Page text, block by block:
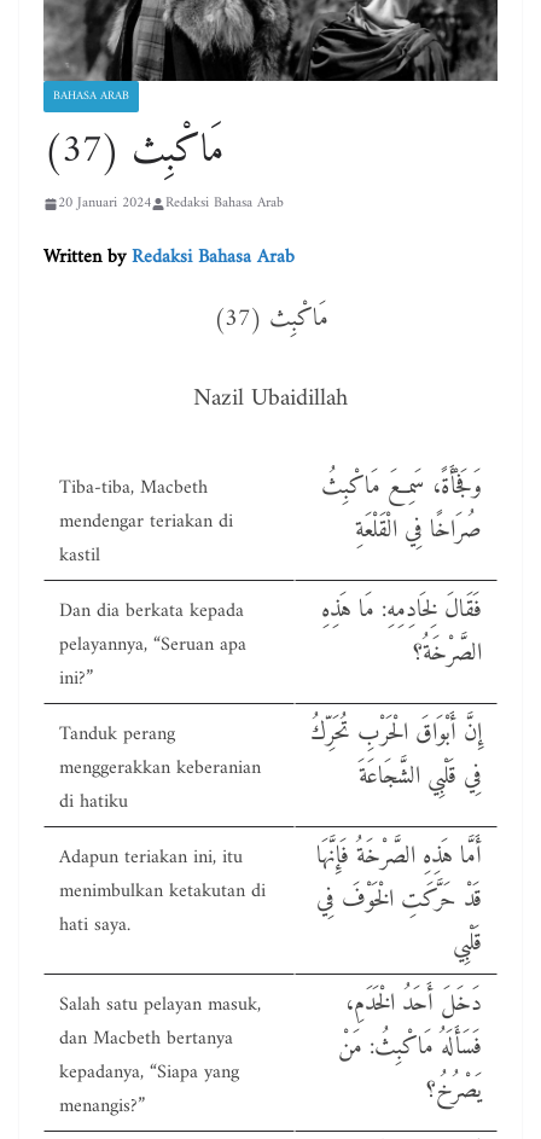
BAHASA ARAB
(37) مَاكْبِث
20 Januari 2024 Redaksi Bahasa Arab
Written byRedaksi Bahasa Arab
(37) مَاكْبِث
Nazil Ubaidillah
Tiba-tiba, Macbeth
mendengar teriakan di
kastil
وَفَجْأَةً، سَمِعَ مَاكْبِثُ
صُرَاخًا فِي الْقَلْعَةِ
Dan dia berkata kepada
pelayannya, “Seruan apa
ini?”
فَقَالَ لِخَادِمِهِ: مَا هَذِهِ
الصَّرْخَةُ؟
Tanduk perang
menggerakkan keberanian
di hatiku
إِنَّ أَبْوَاقَ الْحَرْبِ تُحَرِّكُ
فِي قَلْبِي الشَّجَاعَةَ
Adapun teriakan ini, itu
menimbulkan ketakutan di
hati saya.
أَمَّا هَذِهِ الصَّرْخَةُ فَإِنَّهَا
قَدْ حَرَّكَتِ الْخَوْفَ فِي
قَلْبِي
Salah satu pelayan masuk,
dan Macbeth bertanya
kepadanya, “Siapa yang
menangis?”
دَخَلَ أَحَدُ الْخَدَمِ،
فَسَأَلَهُ مَاكْبِثُ: مَنْ
يَصْرُخُ؟